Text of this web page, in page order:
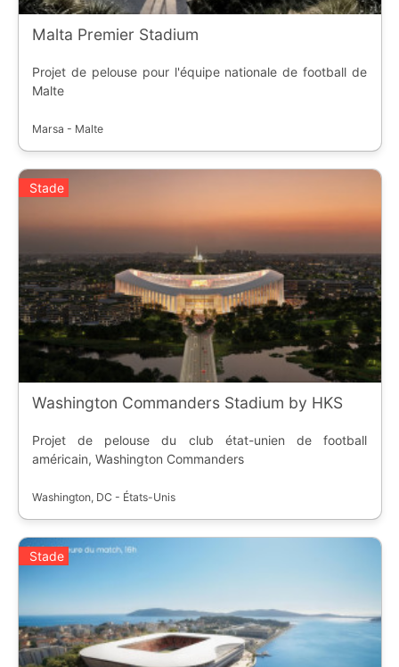
Malta Premier Stadium
Projet de pelouse pour l'équipe nationale de football de
Malte
Marsa - Malte
Stade
Washington Commanders Stadium by HKS
Projet de pelouse du club état-unien de football
américain, Washington Commanders
Washington, DC - États-Unis
Stade